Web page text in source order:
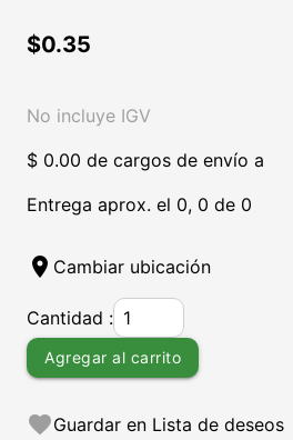
$0.35
No incluye IGV
$ 0.00 de cargos de envío a
Entrega aprox. el 0, 0 de 0
location_on Cambiar ubicación
Cantidad :
Agregar al carrito
favoriteGuardar en Lista de deseos